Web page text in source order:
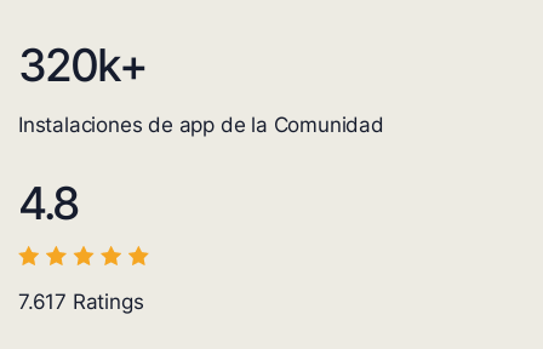
320k+
Instalaciones de app de la Comunidad
4.8
7.617 Ratings